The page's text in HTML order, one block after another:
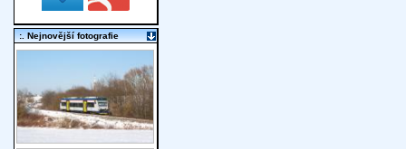
:. Nejnovější fotografie